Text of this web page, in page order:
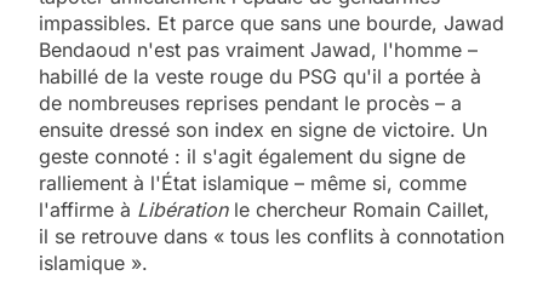
impassibles. Et parce que sans une bourde, Jawad
Bendaoud n'est pas vraiment Jawad, l'homme –
habillé de la veste rouge du PSG qu'il a portée à
de nombreuses reprises pendant le procès – a
ensuite dressé son index en signe de victoire. Un
geste connoté : il s'agit également du signe de
ralliement à l'État islamique – même si, comme
l'affirme à Libérationle chercheur Romain Caillet,
il se retrouve dans « tous les conflits à connotation
islamique ».